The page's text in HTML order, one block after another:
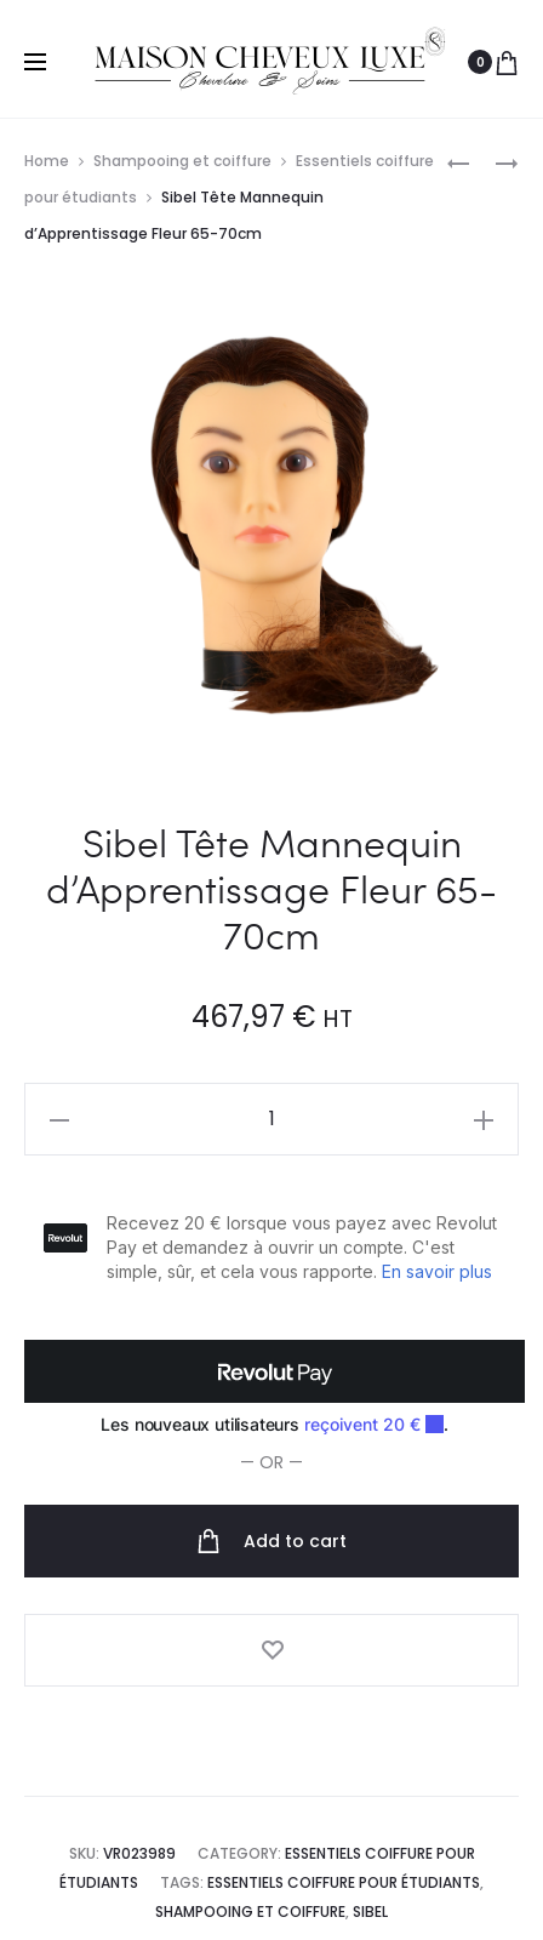
0
OLIVIA
Home Shampooing et coiffure
Essentiels coiffure
pour étudiants
Sibel Tête Mannequin
d’Apprentissage Fleur 65-70cm
Sibel Tête Mannequin
d’Apprentissage Fleur 65-
70cm
467,97 € HT
d'Apprentissage
Fleur
quantity
— OR —
Add to cart
SKU: VR023989 CATEGORY: ESSENTIELS COIFFURE POUR
ÉTUDIANTS
TAGS: ESSENTIELS COIFFURE POUR ÉTUDIANTS,
SHAMPOOING ET COIFFURE, SIBEL